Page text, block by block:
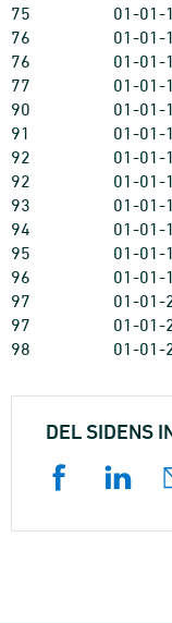
75
01-01-
76
01-01-
76
01-01-
77
01-01-
90
01-01-
91
01-01-
92
01-01-
92
01-01-
93
01-01-
94
01-01-
95
01-01-
96
01-01-
97
01-01-
97
01-01-
98
01-01-
DEL SIDENS